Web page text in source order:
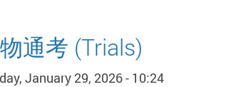
通考 (Trials)
January 29, 2026 - 10:24